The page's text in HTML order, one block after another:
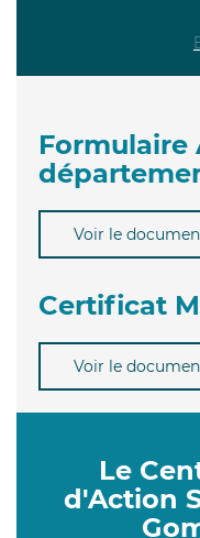
Formulaire
Voir le
Certificat
Voir le
Le
d'Action